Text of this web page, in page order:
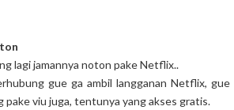
lagi jamannya noton pake Netflix..
gue ga ambil langganan Netflix,
pake viu juga, tentunya yang akses gratis.